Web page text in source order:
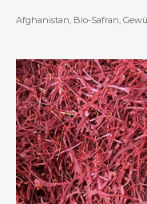
Gramm)
Afghanistan Bio-Safran